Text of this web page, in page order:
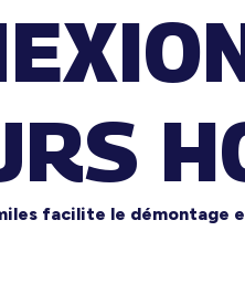
facilite le démontage